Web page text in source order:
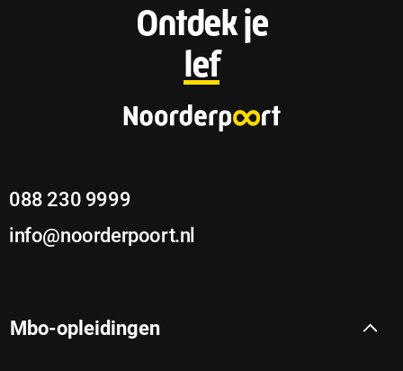
F
o
o
Ontdek je
lef
088 230 9999
info@noorderpoort.nl
Mbo-opleidingen